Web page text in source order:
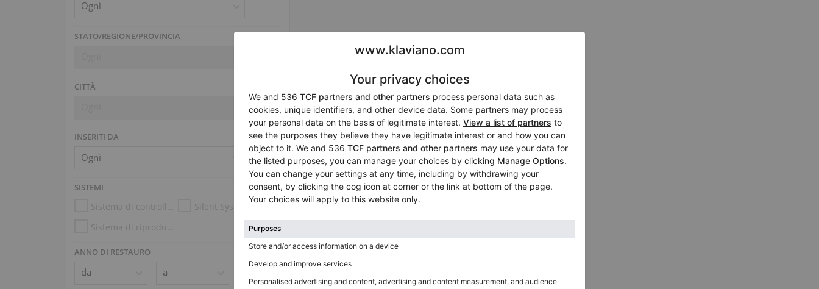
Ogni
STATO/REGIONE/PROVINCIA
CITTÀ
INSERITI DA
SISTEMI
Sistema di controllo dell’umidità
Silent System
Sistema di riproduzione (es. Disklavier, PianoDisc)
ANNO DI RESTAURO